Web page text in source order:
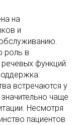
на
и
роль в
функций.
встречаются у
чаще
Несмотря
пациентов